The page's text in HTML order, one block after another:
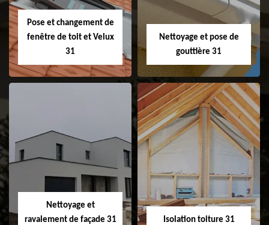
31
Pose et changement de
fenêtre de toit et Velux
31
Pose et
changement de
fenêtre de toit et
Velux 31
Nettoyage et pose de
gouttière 31
Nettoyage et pose
Nettoyage et
ravalement de façade 31
Isolation toiture 31